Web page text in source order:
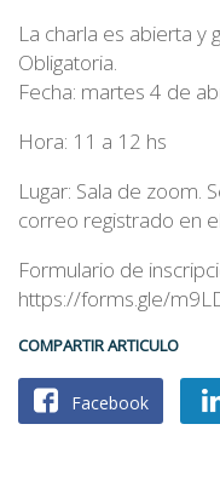
La charla es abierta y
Obligatoria.
Fecha: martes 4 de
Hora: 11 a 12 hs
Lugar: Sala de zoom.
correo registrado en
Formulario de
https://forms.gle/
COMPARTIR ARTICULO
Facebook